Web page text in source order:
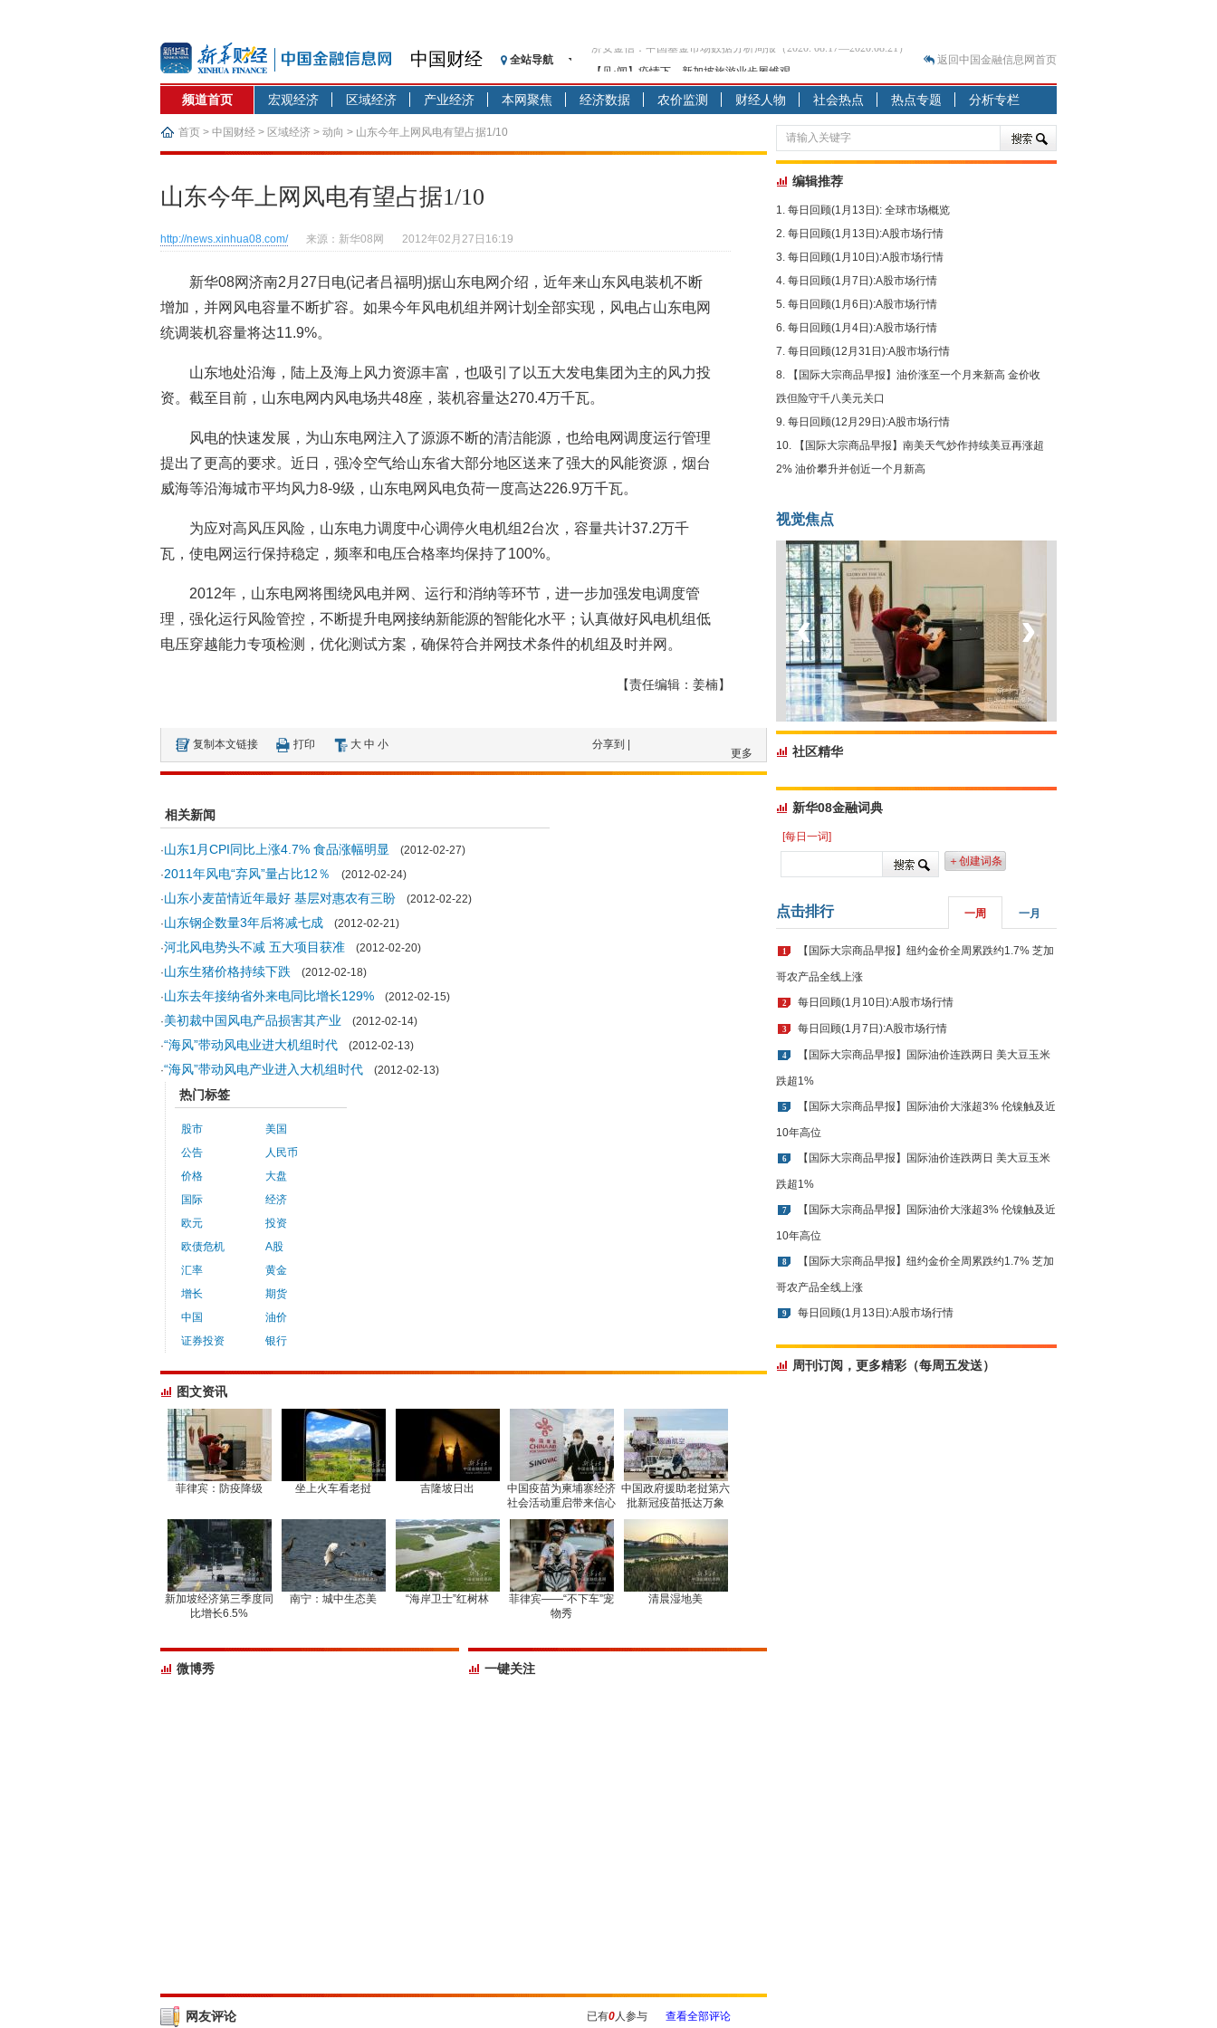
中国财经 全站导航
记者手记：疫情下的香港零售业如何浴火重生？
【见·闻】疫情下一家香港传统零售商的转型突围之旅
济安金信：中国基金市场数据分析周报（2020. 07.27—2020.07.31）
【新华财经调查】同业存单、结构性存款玩起“跷跷板” 结构性失衡藏
沥青期货连续两日涨逾3% 沪银及两粕涨势喜人
恒生聚源：北斗收官之星发射成功，全产业链解析
返回中国金融信息网首页
频道首页 宏观经济 区域经济 产业经济 本网聚焦 经济数据 农价监测 财经人物 社会热点 热点专题 分析专栏
首页 > 中国财经 > 区域经济 > 动向 > 山东今年上网风电有望占据1/10
山东今年上网风电有望占据1/10
http://news.xinhua08.com/ 来源：新华08网 2012年02月27日16:19
新华08网济南2月27日电(记者吕福明)据山东电网介绍，近年来山东风电装机不断
增加，并网风电容量不断扩容。如果今年风电机组并网计划全部实现，风电占山东电网
统调装机容量将达11.9%。
山东地处沿海，陆上及海上风力资源丰富，也吸引了以五大发电集团为主的风力投
资。截至目前，山东电网内风电场共48座，装机容量达270.4万千瓦。
风电的快速发展，为山东电网注入了源源不断的清洁能源，也给电网调度运行管理
提出了更高的要求。近日，强冷空气给山东省大部分地区送来了强大的风能资源，烟台
威海等沿海城市平均风力8-9级，山东电网风电负荷一度高达226.9万千瓦。
为应对高风压风险，山东电力调度中心调停火电机组2台次，容量共计37.2万千
瓦，使电网运行保持稳定，频率和电压合格率均保持了100%。
2012年，山东电网将围绕风电并网、运行和消纳等环节，进一步加强发电调度管
理，强化运行风险管控，不断提升电网接纳新能源的智能化水平；认真做好风电机组低
电压穿越能力专项检测，优化测试方案，确保符合并网技术条件的机组及时并网。
【责任编辑：姜楠】
复制本文链接 打印 大 中 小 分享到 |
更多
相关新闻
·山东1月CPI同比上涨4.7% 食品涨幅明显
(2012-02-27)
·2011年风电“弃风”量占比12％
(2012-02-24)
·山东小麦苗情近年最好 基层对惠农有三盼 (2012-02-22)
·山东钢企数量3年后将减七成 (2012-02-21)
·河北风电势头不减 五大项目获准 (2012-02-20)
·山东生猪价格持续下跌 (2012-02-18)
·山东去年接纳省外来电同比增长129% (2012-02-15)
·美初裁中国风电产品损害其产业 (2012-02-14)
·“海风”带动风电业进大机组时代 (2012-02-13)
·“海风”带动风电产业进入大机组时代 (2012-02-13)
热门标签
股市
公告
价格
国际
欧元
欧债危机
汇率
增长
中国
证券投资
美国
人民币
大盘
经济
投资
A股
黄金
期货
油价
银行
图文资讯
菲律宾：防疫降级 坐上火车看老挝 吉隆坡日出
中国疫苗为柬埔寨经济
社会活动重启带来信心
中国政府援助老挝第六
批新冠疫苗抵达万象
新加坡经济第三季度同
比增长6.5%
南宁：城中生态美 “海岸卫士”红树林
菲律宾——“不下车”宠
物秀
清晨湿地美
微博秀 一键关注
网友评论 已有0人参与 查看全部评论
编辑推荐
每日回顾(1月13日): 全球市场概览
每日回顾(1月13日):A股市场行情
每日回顾(1月10日):A股市场行情
每日回顾(1月7日):A股市场行情
每日回顾(1月6日):A股市场行情
每日回顾(1月4日):A股市场行情
每日回顾(12月31日):A股市场行情
【国际大宗商品早报】油价涨至一个月来新高 金价收
跌但险守千八美元关口
每日回顾(12月29日):A股市场行情
【国际大宗商品早报】南美天气炒作持续美豆再涨超
2% 油价攀升并创近一个月新高
视觉焦点
菲律宾：防疫降级
‹ ›
社区精华
新华08金融词典
[每日一词]
＋创建词条
点击排行 一周 一月
1 【国际大宗商品早报】纽约金价全周累跌约1.7% 芝加
哥农产品全线上涨
2 每日回顾(1月10日):A股市场行情
3 每日回顾(1月7日):A股市场行情
4 【国际大宗商品早报】国际油价连跌两日 美大豆玉米
跌超1%
5 【国际大宗商品早报】国际油价大涨超3% 伦镍触及近
10年高位
6 【国际大宗商品早报】国际油价连跌两日 美大豆玉米
跌超1%
7 【国际大宗商品早报】国际油价大涨超3% 伦镍触及近
10年高位
8 【国际大宗商品早报】纽约金价全周累跌约1.7% 芝加
哥农产品全线上涨
9 每日回顾(1月13日):A股市场行情
周刊订阅，更多精彩（每周五发送）